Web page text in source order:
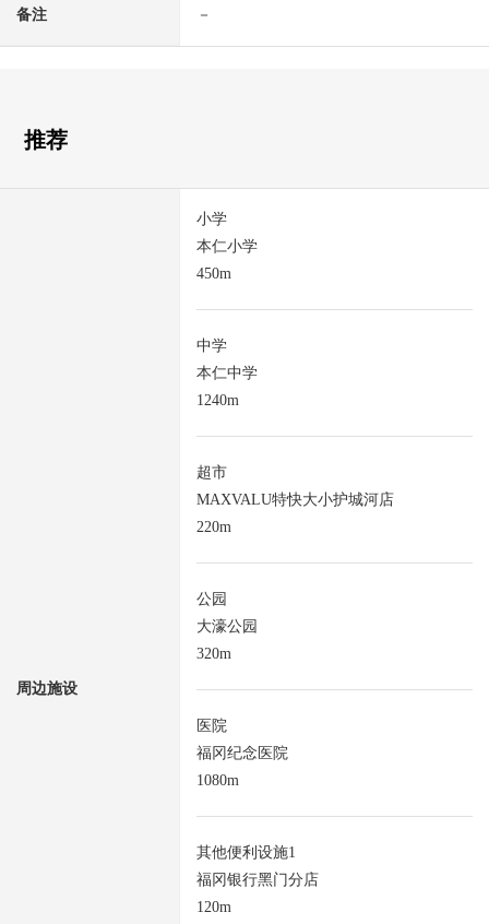
备注 －
推荐
周边施设
小学
本仁小学
450m
中学
本仁中学
1240m
超市
MAXVALU特快大小护城河店
220m
公园
大濠公园
320m
医院
福冈纪念医院
1080m
其他便利设施1
福冈银行黑门分店
120m